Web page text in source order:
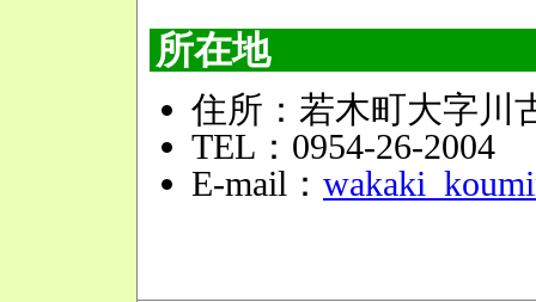
所在地
住所：若木町大字川
TEL：0954-26-2004
E-mail：